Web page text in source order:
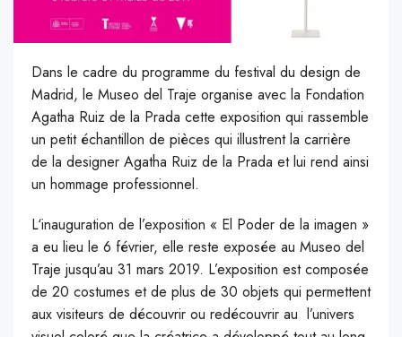
Dans le cadre du programme du festival du design de
Madrid, le Museo del Traje organise avec la Fondation
Agatha Ruiz de la Prada cette exposition qui rassemble
un petit échantillon de pièces qui illustrent la carrière
de la designer Agatha Ruiz de la Prada et lui rend ainsi
un hommage professionnel.
L‘inauguration de l’exposition « El Poder de la imagen »
a eu lieu le 6 février, elle reste exposée au Museo del
Traje jusqu’au 31 mars 2019. L’exposition est composée
de 20 costumes et de plus de 30 objets qui permettent
aux visiteurs de découvrir ou redécouvrir au l’univers